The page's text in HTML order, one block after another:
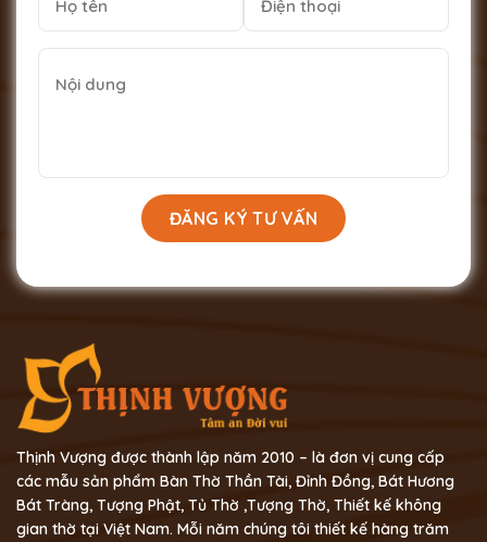
Thịnh Vượng được thành lập năm 2010 – là đơn vị cung cấp
các mẫu sản phẩm Bàn Thờ Thần Tài, Đỉnh Đồng, Bát Hương
Bát Tràng, Tượng Phật, Tủ Thờ ,Tượng Thờ, Thiết kế không
gian thờ tại Việt Nam. Mỗi năm chúng tôi thiết kế hàng trăm